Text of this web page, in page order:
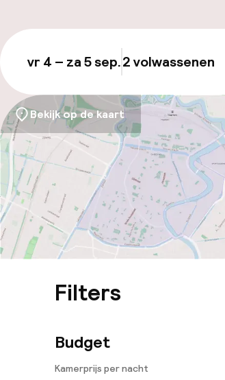
vr 4 – za 5 sep.2 volwassenen
Bekijk op de kaart
Filters
Budget
Kamerprijs per nacht